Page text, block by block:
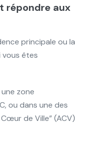
répondre aux
principale ou la
vous êtes
zone
ou dans une des
de Ville” (ACV)